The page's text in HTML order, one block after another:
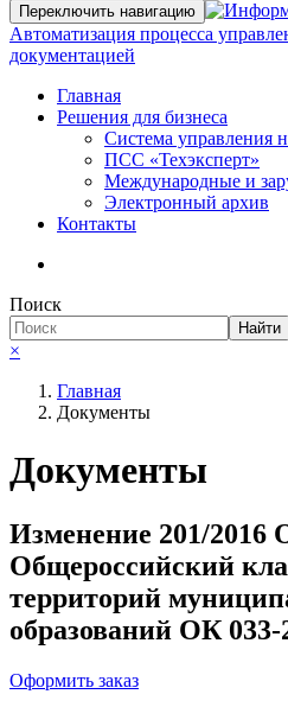
Переключить навигацию
Автоматизация процесса
документацией
Главная
Решения для бизнеса
Система управления
ПСС «Техэксперт»
Международные и
Электронный архив
Контакты
Поиск
Найти
×
Главная
Документы
Документы
Изменение 201/
Общероссийский
территорий
образований ОК 033-
Оформить заказ